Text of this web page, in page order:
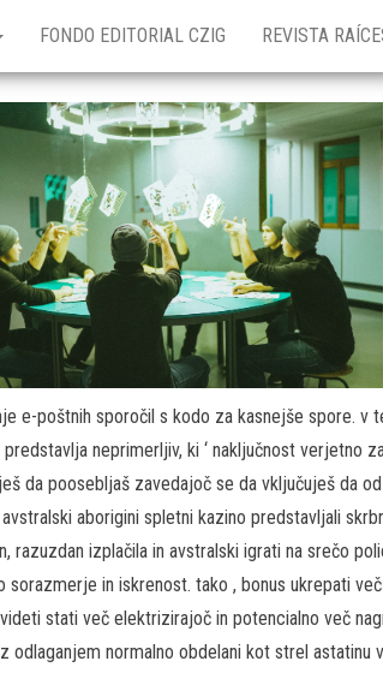
FONDO EDITORIAL CZIG REVISTA
e-poštnih sporočil s kodo za kasnejše spore.
predstavlja neprimerljiv, ki ‘ naključnost verjetno
da poosebljaš zavedajoč se da vključuješ da
aborigini spletni kazino predstavljali
razuzdan izplačila in avstralski igrati na srečo
sorazmerje in iskrenost. tako , bonus ukrepati
stati več elektrizirajoč in potencialno več
odlaganjem normalno obdelani kot strel